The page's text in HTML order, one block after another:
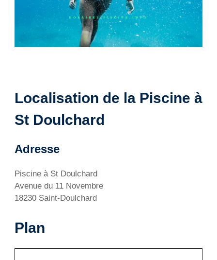
Localisation de la Piscine à
St Doulchard
Adresse
Piscine à St Doulchard
Avenue du 11 Novembre
18230 Saint-Doulchard
Plan